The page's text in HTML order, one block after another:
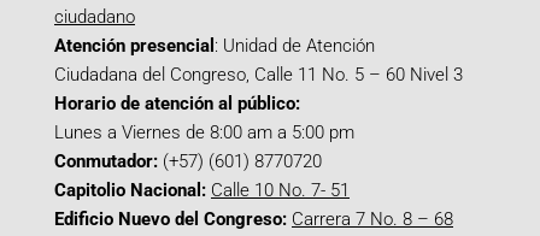
ciudadano
Atención presencial : Unidad de Atención
Ciudadana del Congreso, Calle 11 No. 5 – 60 Nivel 3
Horario de atención al público:
Lunes a Viernes de 8:00 am a 5:00 pm
Conmutador: (+57) (601) 8770720
Capitolio Nacional: Calle 10 No. 7- 51
Edificio Nuevo del Congreso: Carrera 7 No. 8 – 68